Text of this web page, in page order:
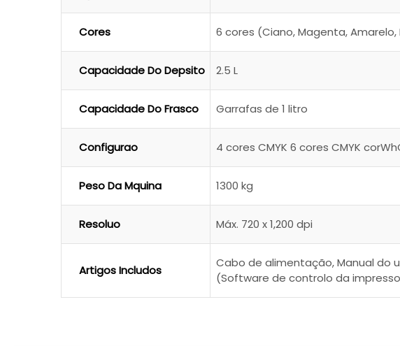
Cores 6 cores (Ciano, Magenta, Amarelo,
Capacidade Do Depsito 2.5 L
Capacidade Do Frasco Garrafas de 1 litro
Configurao 4 cores CMYK 6 cores CMYK
Peso Da Mquina 1300 kg
Resoluo Máx. 720 x 1,200 dpi
Artigos Includos
Cabo de alimentação, Manual do
(Software de controlo da